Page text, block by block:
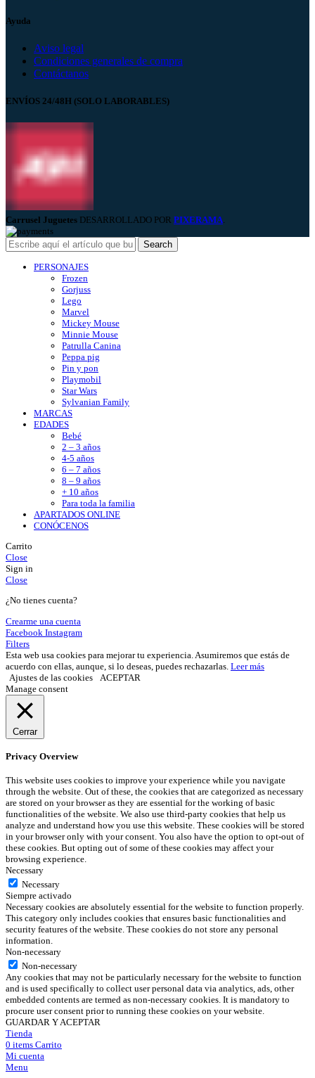
Ayuda
Aviso legal
Condiciones generales de compra
Contáctanos
ENVÍOS 24/48H (SOLO LABORABLES)
Carrusel Juguetes DESARROLLADO POR PIXERAMA.
Search
PERSONAJES
Frozen
Gorjuss
Lego
Marvel
Mickey Mouse
Minnie Mouse
Patrulla Canina
Peppa pig
Pin y pon
Playmobil
Star Wars
Sylvanian Family
MARCAS
EDADES
Bebé
2 – 3 años
4-5 años
6 – 7 años
8 – 9 años
+ 10 años
Para toda la familia
APARTADOS ONLINE
CONÓCENOS
Carrito
Close
Sign in
Close
¿No tienes cuenta?
Crearme una cuenta
Facebook Instagram
Filters
Esta web usa cookies para mejorar tu experiencia. Asumiremos que estás de
acuerdo con ellas, aunque, si lo deseas, puedes rechazarlas. Leer más
Ajustes de las cookies
ACEPTAR
Manage consent
Cerrar
Privacy Overview
This website uses cookies to improve your experience while you navigate
through the website. Out of these, the cookies that are categorized as necessary
are stored on your browser as they are essential for the working of basic
functionalities of the website. We also use third-party cookies that help us
analyze and understand how you use this website. These cookies will be stored
in your browser only with your consent. You also have the option to opt-out of
these cookies. But opting out of some of these cookies may affect your
browsing experience.
Necessary
Necessary
Siempre activado
Necessary cookies are absolutely essential for the website to function properly.
This category only includes cookies that ensures basic functionalities and
security features of the website. These cookies do not store any personal
information.
Non-necessary
Non-necessary
Any cookies that may not be particularly necessary for the website to function
and is used specifically to collect user personal data via analytics, ads, other
embedded contents are termed as non-necessary cookies. It is mandatory to
procure user consent prior to running these cookies on your website.
GUARDAR Y ACEPTAR
Tienda
0 items Carrito
Mi cuenta
Menu